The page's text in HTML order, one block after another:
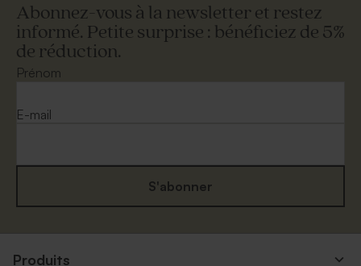
Abonnez-vous à la newsletter et restez
informé. Petite surprise : bénéficiez de 5%
de réduction.
Prénom
E-mail
S'abonner
Produits